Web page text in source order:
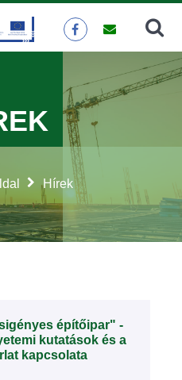
Hírek
építőipar" -
kutatások és a
kapcsolata